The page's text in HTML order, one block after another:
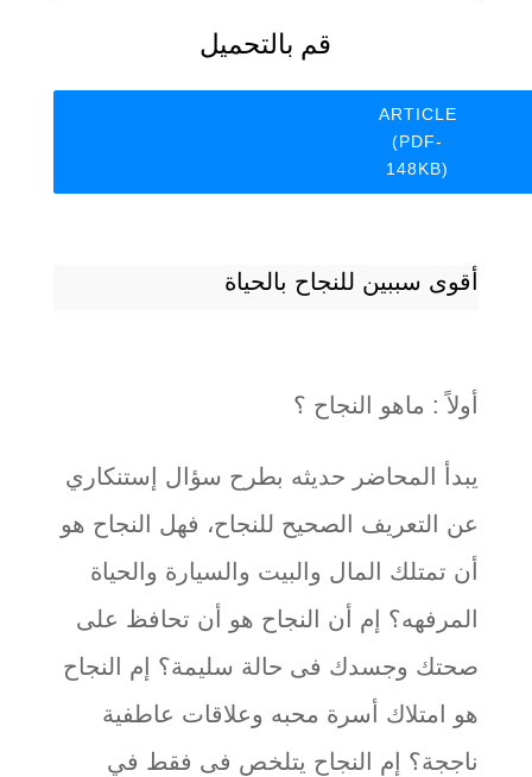
قم بالتحميل
ARTICLE
(PDF-
148KB)
أقوى سببين للنجاح بالحياة
أولاً : ماهو النجاح ؟
يبدأ المحاضر حديثه بطرح سؤال إستنكاري
عن التعريف الصحيح للنجاح، فهل النجاح هو
أن تمتلك المال والبيت والسيارة والحياة
المرفهه؟ إم أن النجاح هو أن تحافظ على
صحتك وجسدك فى حالة سليمة؟ إم النجاح
هو امتلاك أسرة محبه وعلاقات عاطفية
ناججة؟ إم النجاح يتلخص فى فقط في